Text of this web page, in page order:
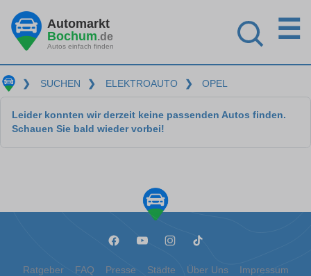
Automarkt
Bochum.de
Autos einfach finden
☰
❯ SUCHEN ❯ ELEKTROAUTO ❯ OPEL
Leider konnten wir derzeit keine passenden Autos finden.
Schauen Sie bald wieder vorbei!
Ratgeber FAQ Presse Städte Über Uns Impressum